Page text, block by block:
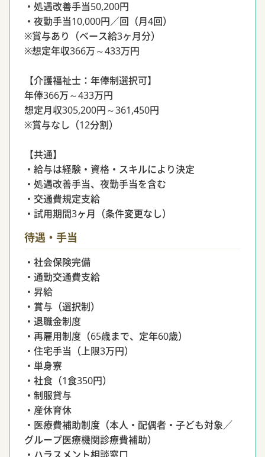
・処遇改善手当50,200円
・夜勤手当10,000円／回（月4回）
※賞与あり（ベース給3ヶ月分）
※想定年収366万～433万円
【介護福祉士：年俸制選択可】
年俸366万～433万円
想定月収305,200円～361,450円
※賞与なし（12分割）
【共通】
・給与は経験・資格・スキルにより決定
・処遇改善手当、夜勤手当を含む
・交通費規定支給
・試用期間3ヶ月（条件変更なし）
待遇・手当
・社会保険完備
・通勤交通費支給
・昇給
・賞与（選択制）
・退職金制度
・再雇用制度（65歳まで、定年60歳）
・住宅手当（上限3万円）
・単身寮
・社食（1食350円）
・制服貸与
・産休育休
・医療費補助制度（本人・配偶者・子ども対象／
グループ医療機関診療費補助）